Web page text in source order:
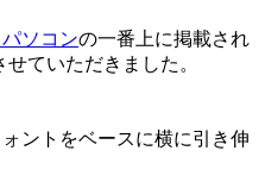
ソコンの一番上に掲載され
ていただきました。
ントをベースに横に引き伸